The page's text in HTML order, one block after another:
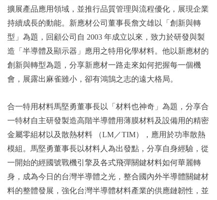
擴展產品應用領域，並推行品質管理與流程優化，展現企業
持續成長的動能。新應材公司董事長詹文雄以「創新與轉
型」為題，回顧公司自 2003 年成立以來，致力於研發與製
造「半導體及顯示器」應用之特用化學材料。他以新應材的
創新與轉型為題，分享新應材一路走來如何把握每一個機
會，展露出麻雀雖小，卻有鴻鵠之志的遠大格局。
合一特用材料馬堅勇董事長以「材料也神奇」為題，分享合
一特材自主研發製造高階半導體用薄膜材料及設備用的精密
金屬零組材以及散熱材料 （LM／TIM），應用於功率散熱
模組。馬堅勇董事長以材料人為出發點，分享自身經驗，從
一開始的經國號戰機引擎及各式飛彈關鍵材料如何華麗轉
身，成為今日的台灣半導體之光，整合國內外半導體關鍵材
料的整體發展，強化台灣半導體材料產業的供應鏈韌性，並